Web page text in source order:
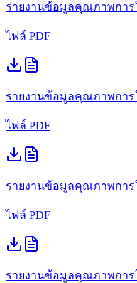
รายงานข้อมูลคุณภาพกา
ไฟล์ PDF
รายงานข้อมูลคุณภาพกา
ไฟล์ PDF
รายงานข้อมูลคุณภาพกา
ไฟล์ PDF
รายงานข้อมูลคุณภาพกา